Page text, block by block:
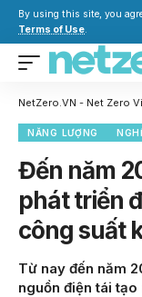
By using this site, you
Terms of Use.
NetZero.VN - Net Zero
NĂNG LƯỢNG
Đến năm
phát triển
công suất
Từ nay đến năm
nguồn điện tái